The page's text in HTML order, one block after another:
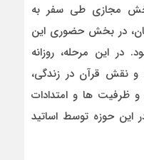
مجازی طی سفر به
در بخش حضوری این
در این مرحله، روزانه
و نقش قرآن در زندگی،
ظرفیت ها و امتدادات
حوزه توسط اساتید